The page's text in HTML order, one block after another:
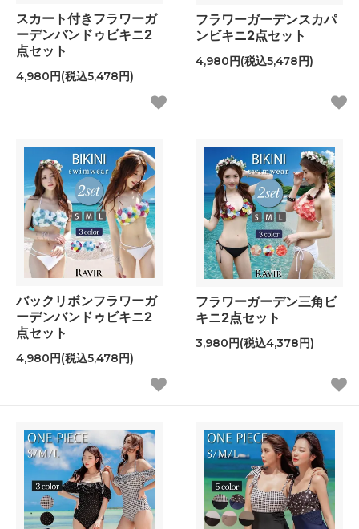
スカート付きフラワーガ
ーデンバンドゥビキニ2
点セット
4,980円(税込5,478円)
フラワーガーデンスカパ
ンビキニ2点セット
4,980円(税込5,478円)
バックリボンフラワーガ
ーデンバンドゥビキニ2
点セット
4,980円(税込5,478円)
フラワーガーデン三角ビ
キニ2点セット
3,980円(税込4,378円)